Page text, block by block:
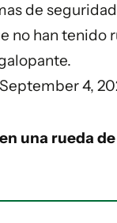
de
no han tenido
September 4,
una rueda